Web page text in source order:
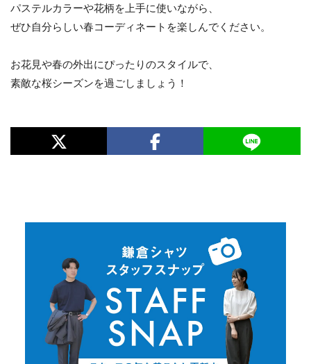
パステルカラーや花柄を上手に使いながら、
ぜひ自分らしい春コーディネートを楽しんでください。
お花見や春の外出にぴったりのスタイルで、
素敵な桜シーズンを過ごしましょう！